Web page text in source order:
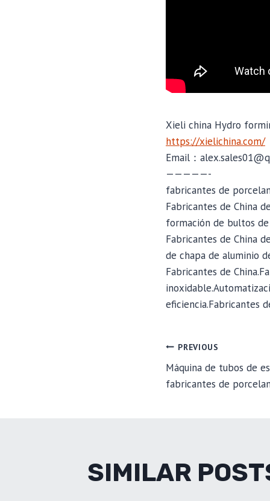
Xieli china Hydro
https://xielichina.com/
Email：
—————-
fabricantes de
Fabricantes de China
formación de bultos de
Fabricantes de China
de chapa de aluminio
Fabricantes de
eficiencia.Fabricantes
POST
PREVIOUS
Máquina de tubos de
fabricantes de
SIMILAR